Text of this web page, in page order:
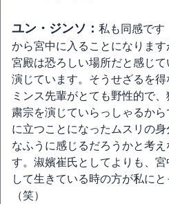
ユン・ジンソ： 私も同感です
から宮中に入ることになりま
宮殿は恐ろしい場所だと感じ
演じています。そうせざるを得
ミンス先輩がとても野性的で
粛宗を演じていらっしゃるか
に立つことになったムスリの
なふうに感じるだろうかと考
す。淑嬪崔氏としてよりも、
して生きている時の方が私に
（笑）